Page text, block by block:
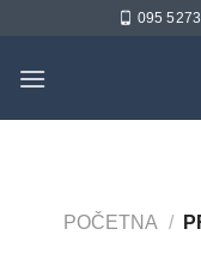
content
095
POČETNA /